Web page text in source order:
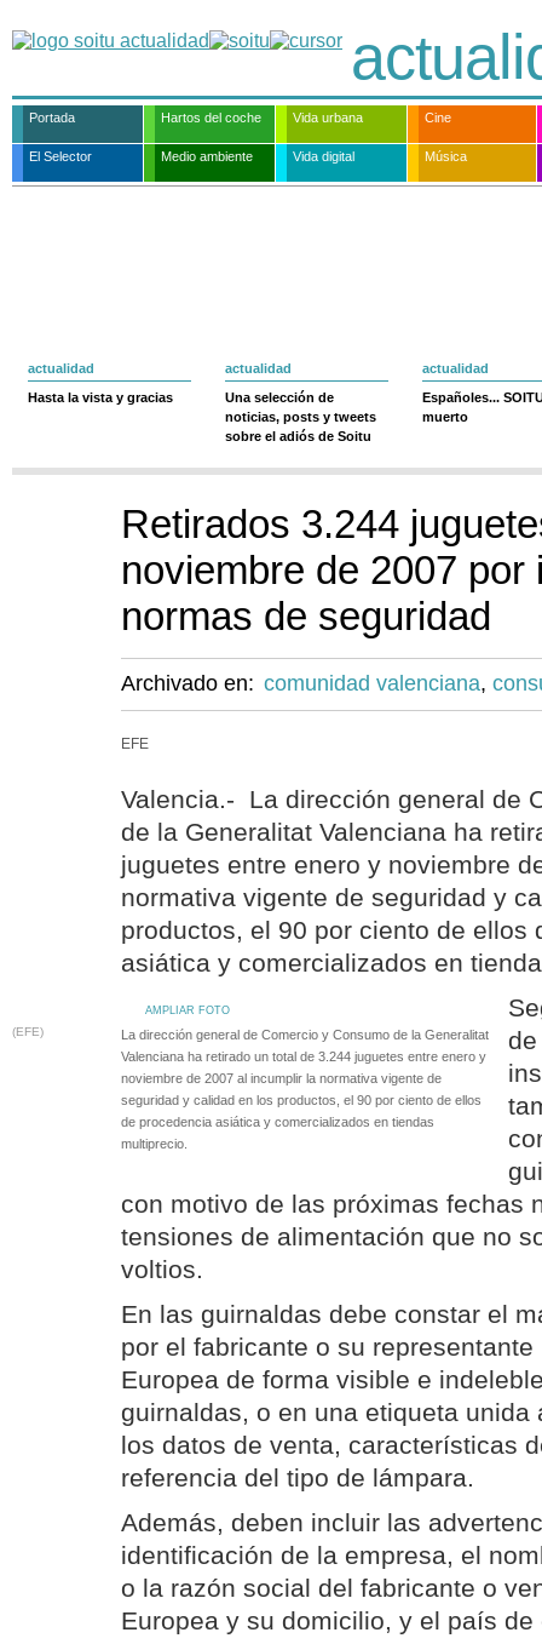
Portada Hartos del coche Vida urbana Cine
El Selector Medio ambiente Vida digital Música
actualidad
Hasta la vista y gracias
actualidad
Una selección de
noticias, posts y tweets
sobre el adiós de Soitu
actualidad
Españoles...
muerto
Retirados 3.244
noviembre de 2007 por
normas de seguridad
Archivado en: comunidad valenciana,
EFE
Valencia.- La dirección general de
de la Generalitat Valenciana ha
juguetes entre enero y noviembre
normativa vigente de seguridad y
productos, el 90 por ciento de ellos
asiática y comercializados en
AMPLIAR FOTO
(EFE)
La dirección general de Comercio y Consumo de la Generalitat
Valenciana ha retirado un total de 3.244 juguetes entre enero y
noviembre de 2007 al incumplir la normativa vigente de
seguridad y calidad en los productos, el 90 por ciento de ellos
de procedencia asiática y comercializados en tiendas
multiprecio.
con motivo de las próximas fechas
tensiones de alimentación que no
voltios.
En las guirnaldas debe constar el
por el fabricante o su
Europea de forma visible e
guirnaldas, o en una etiqueta unida
los datos de venta, características
referencia del tipo de lámpara.
Además, deben incluir las
identificación de la empresa, el
o la razón social del fabricante o
Europea y su domicilio, y el país de